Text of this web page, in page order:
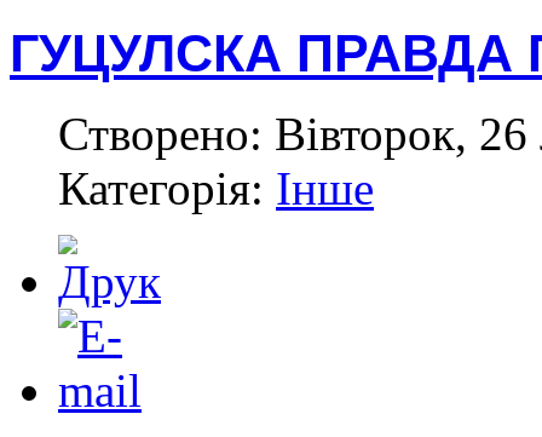
ГУЦУЛСКА ПРАВДА
Створено: Вівторок,
Категорія: Інше